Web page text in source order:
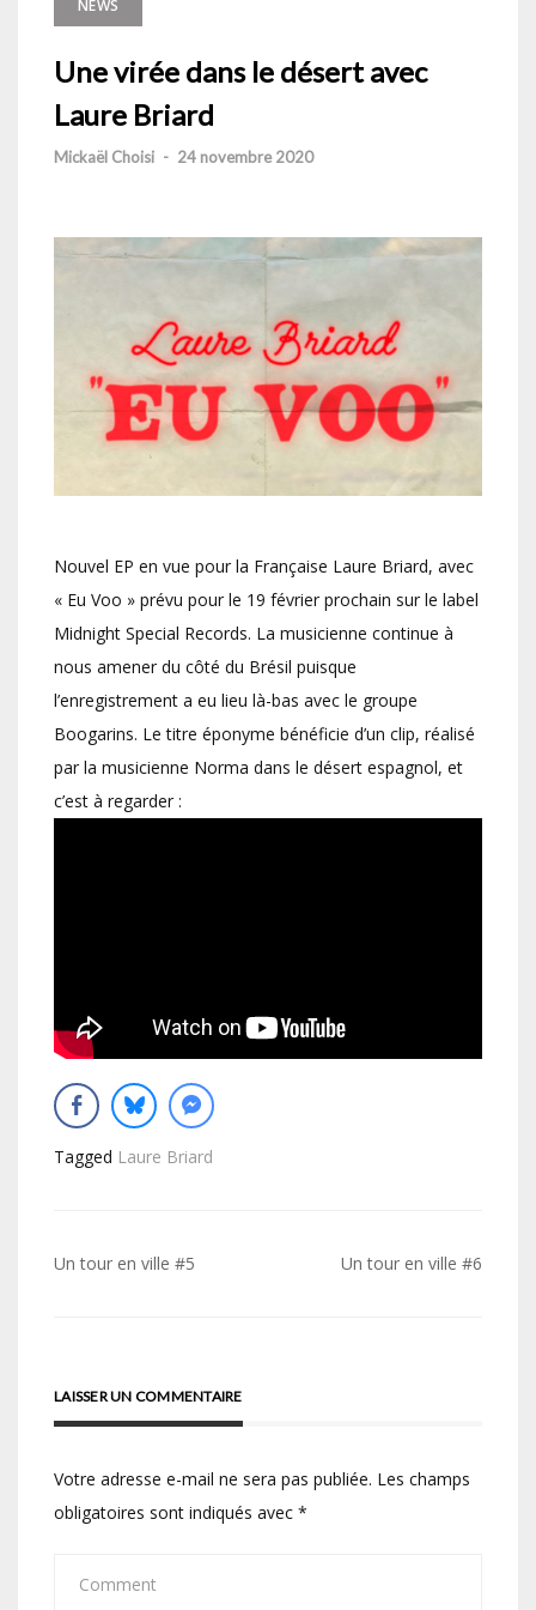
NEWS
Une virée dans le désert avec
Laure Briard
Mickaël Choisi - 24 novembre 2020
Nouvel EP en vue pour la Française Laure Briard, avec
« Eu Voo » prévu pour le 19 février prochain sur le label
Midnight Special Records. La musicienne continue à
nous amener du côté du Brésil puisque
l’enregistrement a eu lieu là-bas avec le groupe
Boogarins. Le titre éponyme bénéficie d’un clip, réalisé
par la musicienne Norma dans le désert espagnol, et
c’est à regarder :
Tagged Laure Briard
Navigation
Un tour en ville #5 Un tour en ville #6
LAISSER UN COMMENTAIRE
Votre adresse e-mail ne sera pas publiée. Les champs
obligatoires sont indiqués avec *